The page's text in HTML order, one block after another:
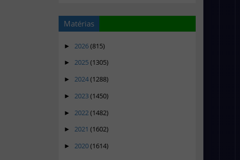
Matérias
► 2026(815)
► 2025(1305)
► 2024(1288)
► 2023(1450)
► 2022(1482)
► 2021 (1602)
► 2020(1614)